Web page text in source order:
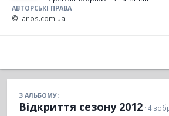
АВТОРСЬКІ ПРАВА
© lanos.com.ua
З АЛЬБОМУ:
Відкриття сезону 2012 · 4